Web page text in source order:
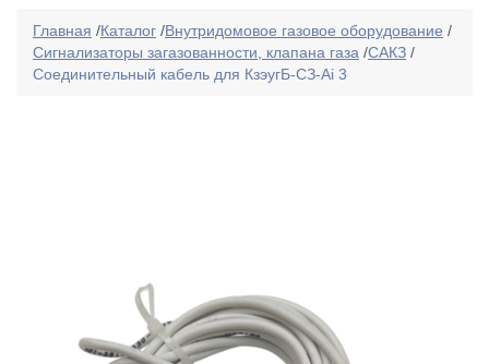
Главная /Каталог /Внутридомовое газовое оборудование /
Сигнализаторы загазованности, клапана газа /САКЗ /
Соединительный кабель для КзэугБ-СЗ-Ai 3